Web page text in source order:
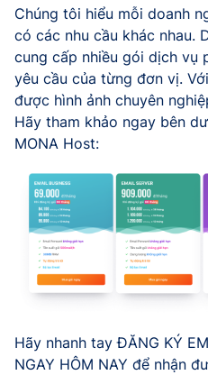
Chúng tôi hiểu mỗi doanh
có các nhu cầu khác nhau.
cung cấp nhiều gói dịch vụ
yêu cầu của từng đơn vị.
được hình ảnh chuyên
Hãy tham khảo ngay bên
MONA Host:
Hãy nhanh tay ĐĂNG KÝ
NGAY HÔM NAY để nhận